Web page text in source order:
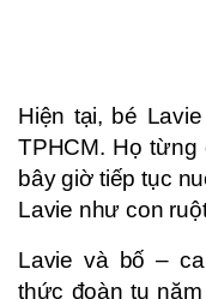
Hiện tại, bé
TPHCM. Họ
bây giờ tiếp tục
Lavie như con
Lavie và bố –
thức đoàn tụ